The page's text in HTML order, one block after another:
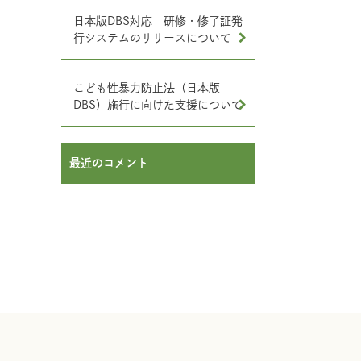
日本版DBS対応 研修・修了証発
行システムのリリースについて
こども性暴力防止法（日本版
DBS）施行に向けた支援について
最近のコメント